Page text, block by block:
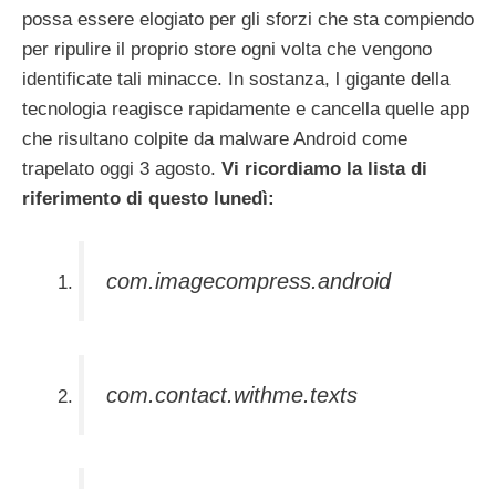
possa essere elogiato per gli sforzi che sta compiendo
per ripulire il proprio store ogni volta che vengono
identificate tali minacce. In sostanza, l gigante della
tecnologia reagisce rapidamente e cancella quelle app
che risultano colpite da malware Android come
trapelato oggi 3 agosto. Vi ricordiamo la lista di
riferimento di questo lunedì:
com.imagecompress.android
com.contact.withme.texts